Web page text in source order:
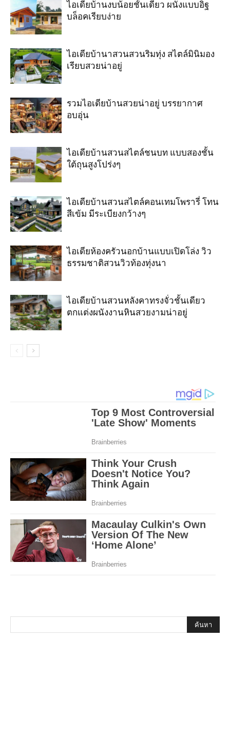
ไอเดียบ้านงบน้อยชั้นเดียว ผนังแบบอิฐ
บล็อคเรียบง่าย
ไอเดียบ้านาสวนสวนริมทุ่ง สไตล์มินิมอง
เรียบสวยน่าอยู่
รวมไอเดียบ้านสวยน่าอยู่ บรรยากาศ
อบอุ่น
ไอเดียบ้านสวนสไตล์ชนบท แบบสองชั้น
ใต้ถุนสูงโปร่งๆ
ไอเดียบ้านสวนสไตล์คอนเทมโพรารี่ โทน
สีเข้ม มีระเบียงกว้างๆ
ไอเดียห้องครัวนอกบ้านแบบเปิดโล่ง วิว
ธรรมชาติสวนวิวท้องทุ่งนา
ไอเดียบ้านสวนหลังคาทรงจั่วชั้นเดียว
ตกแต่งผนังงานหินสวยงามน่าอยู่